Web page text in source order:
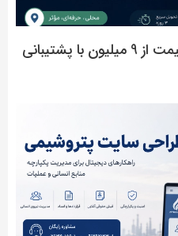
طراحی سایت در هشتگرد | قیمت از 9 میلیون با پشتیبانی